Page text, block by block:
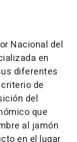
Nacional del
en
diferentes
de
del
que
al jamón
en el lugar